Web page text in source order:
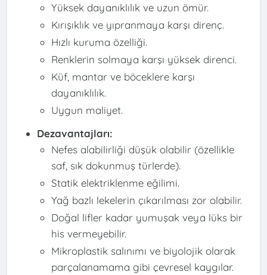
Yüksek dayanıklılık ve uzun ömür.
Kırışıklık ve yıpranmaya karşı direnç.
Hızlı kuruma özelliği.
Renklerin solmaya karşı yüksek direnci.
Küf, mantar ve böceklere karşı
dayanıklılık.
Uygun maliyet.
Dezavantajları:
Nefes alabilirliği düşük olabilir (özellikle
saf, sık dokunmuş türlerde).
Statik elektriklenme eğilimi.
Yağ bazlı lekelerin çıkarılması zor olabilir.
Doğal lifler kadar yumuşak veya lüks bir
his vermeyebilir.
Mikroplastik salınımı ve biyolojik olarak
parçalanamama gibi çevresel kaygılar.